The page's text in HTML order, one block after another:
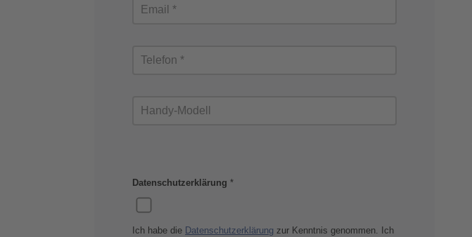
Datenschutzerklärung *
Ich habe die Datenschutzerklärung zur Kenntnis genommen. Ich